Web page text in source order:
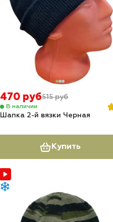
470 руб515 руб
В наличии
Шапка 2-й вязки Черная
Купить